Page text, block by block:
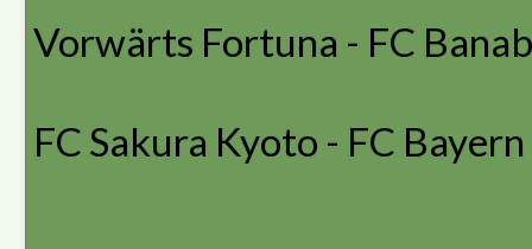
Vorwärts Fortuna - FC
FC Sakura Kyoto - FC